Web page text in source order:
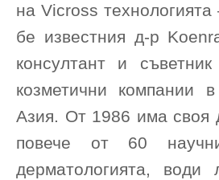
на Vicross
бе известния д-р
консултант и
козметични
Азия. От 1986 има своя
повече от 60
дерматологията,